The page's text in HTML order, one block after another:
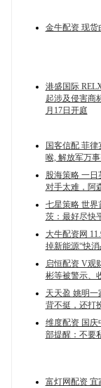
金牛配资 现货
港盛国际
起涉及侵害商
月17日开庭
国客信配 菲
喉, 解放军万
股海策略 一
对手太难，阿
七星策略 世界
茨：最好尽快
大牛配资网
掉新能源“快
启恒配资 V观
彬等被警示、
天天盈 姚明一
背不挺，还打
维度配资 国庆
部提醒：不要
富灯网配资 宜